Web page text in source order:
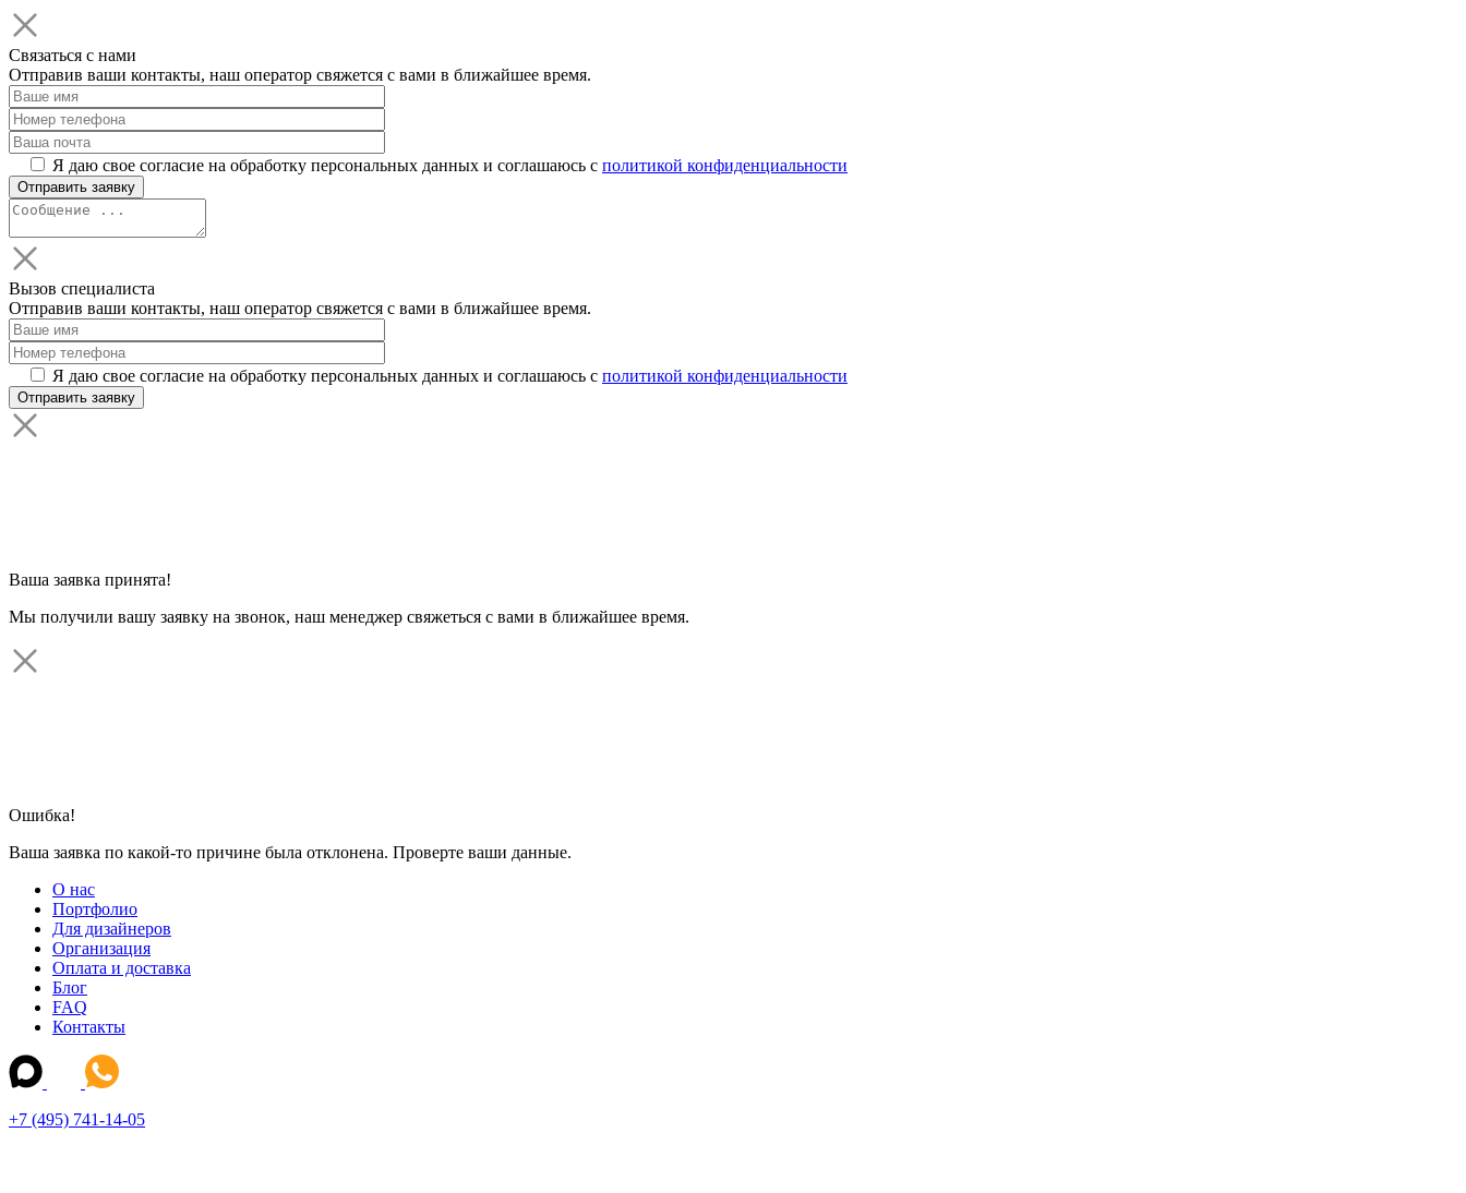
Связаться с нами
Отправив ваши контакты, наш оператор свяжется с вами в ближайшее время.
Я даю свое согласие на обработку персональных данных и соглашаюсь с политикой конфиденциальности
Вызов специалиста
Отправив ваши контакты, наш оператор свяжется с вами в ближайшее время.
Я даю свое согласие на обработку персональных данных и соглашаюсь с политикой конфиденциальности
Ваша заявка принята!
Мы получили вашу заявку на звонок, наш менеджер свяжеться с вами в ближайшее время.
Ошибка!
Ваша заявка по какой-то причине была отклонена. Проверте ваши данные.
О нас
Портфолио
Для дизайнеров
Организация
Оплата и доставка
Блог
FAQ
Контакты
+7 (495) 741-14-05